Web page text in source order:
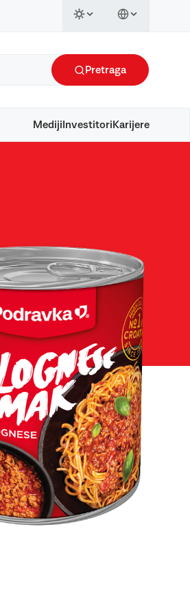
Pretraga
Mediji Investitori Karijere